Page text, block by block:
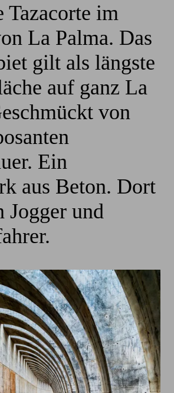
Tazacorte im
La Palma. Das
gilt als längste
auf ganz La
von
Ein
aus Beton. Dort
Jogger und